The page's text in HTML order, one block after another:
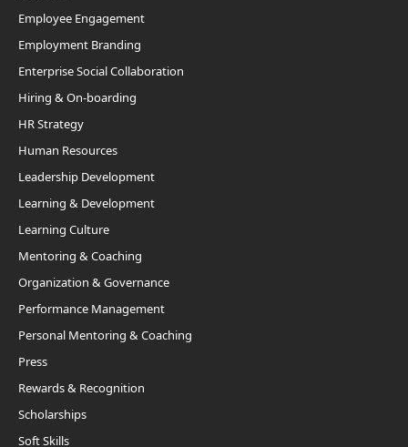
Employee Engagement
Employment Branding
Enterprise Social Collaboration
Hiring & On-boarding
HR Strategy
Human Resources
Leadership Development
Learning & Development
Learning Culture
Mentoring & Coaching
Organization & Governance
Performance Management
Personal Mentoring & Coaching
Press
Rewards & Recognition
Scholarships
Soft Skills